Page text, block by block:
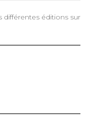
différentes éditions sur